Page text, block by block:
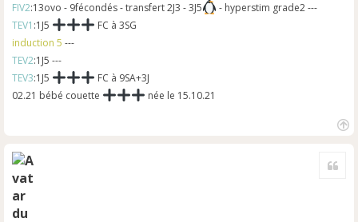
FIV2:13ovo - 9fécondés - transfert 2J3 - 3J5
- hyperstim grade2 ---
TEV1 :1J5
FC à 3SG
induction 5 ---
TEV2:1J5 ---
TEV3:1J5
FC à 9SA+3J
02.21 bébé couette
née le 15.10.21